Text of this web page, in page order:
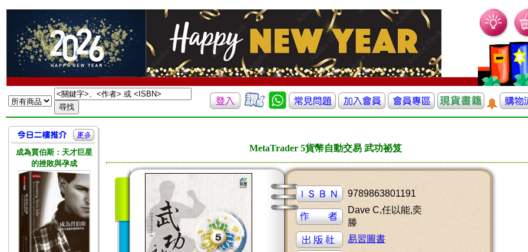
成為賈伯斯：天才巨星
的挫敗與孕成
MetaTrader 5貨幣自動交易 武功祕笈
9789863801191
Dave C,任以能,奕
滕
易習圖書